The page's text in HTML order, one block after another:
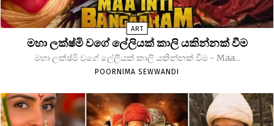
ART
මහා ලක්ෂ්මි වගේ ලේලියක් කාලි යකින්නක් වීම
මහා ලක්ෂ්මි වගේ ලේලියක් කාලි යකින්නක් වීම - Maa...
POORNIMA SEWWANDI